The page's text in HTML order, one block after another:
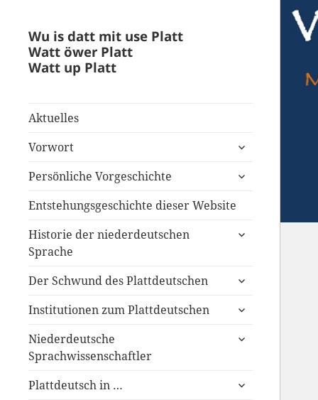
Wu is datt mit use Platt
Watt öwer Platt
Watt up Platt
Aktuelles
Vorwort
untermenü
Persönliche Vorgeschichte
untermenü
Entstehungsgeschichte dieser Website
Historie der niederdeutschen
Sprache
untermenü
Der Schwund des Plattdeutschen
untermenü
Institutionen zum Plattdeutschen
untermenü
Niederdeutsche
Sprachwissenschaftler
untermenü
Plattdeutsch in …
untermenü